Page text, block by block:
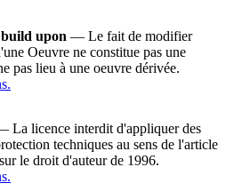
upon — Le fait de modifier
Oeuvre ne constitue pas une
pas lieu à une oeuvre dérivée.
La licence interdit d'appliquer des
techniques au sens de l'article
le droit d'auteur de 1996.